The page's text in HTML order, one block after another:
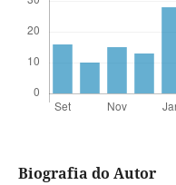
Biografia do Autor